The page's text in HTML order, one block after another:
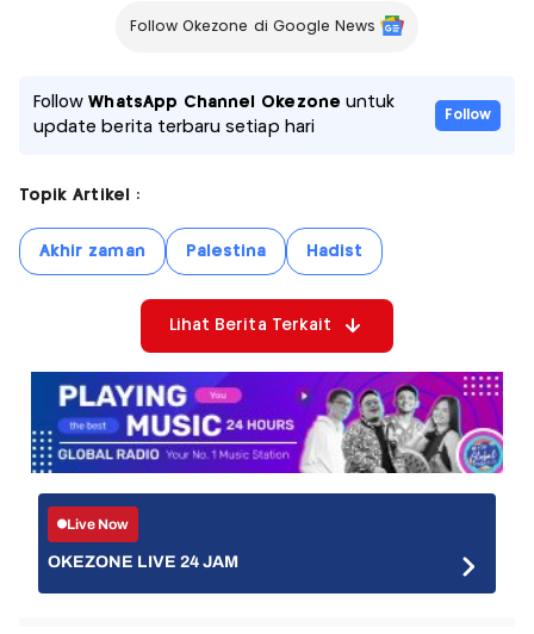
Follow Okezone di Google News
FollowWhatsApp Channel Okezone untuk
update berita terbaru setiap hari
Follow
Topik Artikel :
Akhir zaman Palestina Hadist
Lihat Berita Terkait
Live Now
OKEZONE LIVE 24 JAM